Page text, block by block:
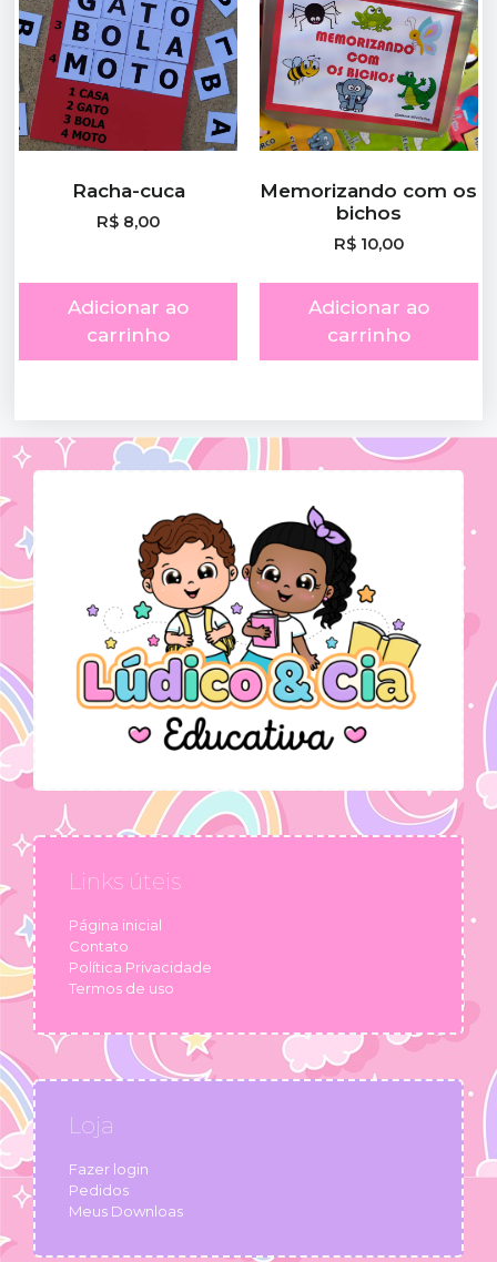
Racha-cuca
R$ 8,00
Adicionar ao
carrinho
Memorizando com os
bichos
R$10,00
Adicionar ao
carrinho
Links úteis
Página inicial
Contato
Política Privacidade
Termos de uso
Loja
Fazer login
Pedidos
Meus Downloas